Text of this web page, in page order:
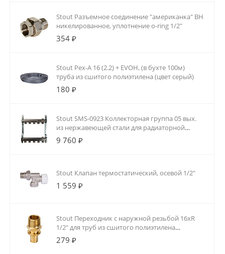
Stout Разъемное соединение "американка" ВН
никелированное, уплотнение o-ring 1/2"
354 ₽
Stout Pex-A 16 (2.2) + EVOH, (в бухте 100м)
труба из сшитого полиэтилена (цвет серый)
180 ₽
Stout SMS-0923 Коллекторная группа 05 вых.
из нержавеющей стали для радиаторной
разводки
9 760 ₽
Stout Клапан термостатический, осевой 1/2"
1 559 ₽
Stout Переходник с наружной резьбой 16xR
1/2" для труб из сшитого полиэтилена
аксиальный
279 ₽